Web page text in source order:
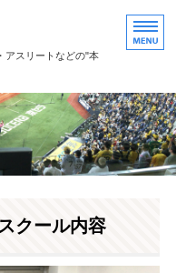
ウセイスポーツアナウンスス
アスリートなどの"本
クール内容